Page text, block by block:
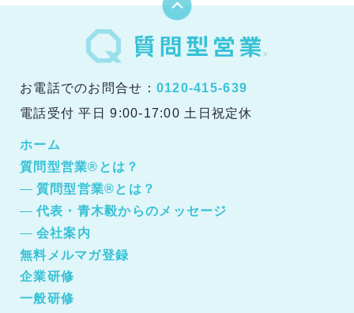
お電話でのお問合せ： 0120-415-639
電話受付 平日 9:00-17:00 土日祝定休
ホーム
質問型営業®とは？
質問型営業®とは？
代表・青木毅からのメッセージ
会社案内
無料メルマガ登録
企業研修
一般研修